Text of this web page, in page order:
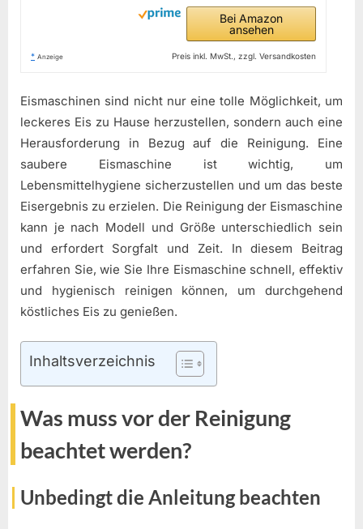
Bei Amazon
ansehen
* Anzeige Preis inkl. MwSt., zzgl. Versandkosten
Eismaschinen sind nicht nur eine tolle Möglichkeit, um
leckeres Eis zu Hause herzustellen, sondern auch eine
Herausforderung in Bezug auf die Reinigung. Eine
saubere Eismaschine ist wichtig, um
Lebensmittelhygiene sicherzustellen und um das beste
Eisergebnis zu erzielen. Die Reinigung der Eismaschine
kann je nach Modell und Größe unterschiedlich sein
und erfordert Sorgfalt und Zeit. In diesem Beitrag
erfahren Sie, wie Sie Ihre Eismaschine schnell, effektiv
und hygienisch reinigen können, um durchgehend
köstliches Eis zu genießen.
Inhaltsverzeichnis
Was muss vor der Reinigung
beachtet werden?
Unbedingt die Anleitung beachten